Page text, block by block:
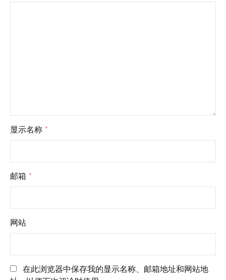
显示名称 *
邮箱 *
网站
在此浏览器中保存我的显示名称、邮箱地址和网站地